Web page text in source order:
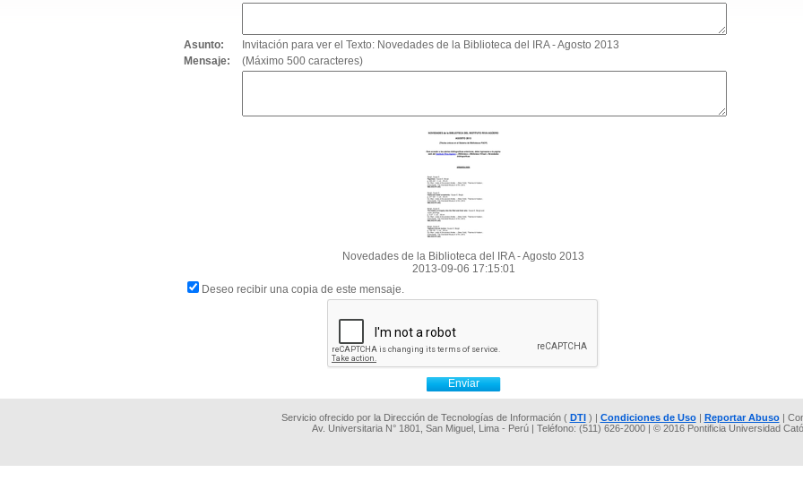
Asunto:
Invitación para ver el Texto: Novedades de la Biblioteca del IRA - Agosto 2013
Mensaje:
(Máximo 500 caracteres)
Novedades de la Biblioteca del IRA - Agosto 2013
2013-09-06 17:15:01
Deseo recibir una copia de este mensaje.
Servicio ofrecido por la Dirección de Tecnologías de Información ( DTI) | Condiciones de Uso| Reportar Abuso|
Av. Universitaria N° 1801, San Miguel, Lima - Perú | Teléfono: (511) 626-2000 | © 2016 Pontificia Universidad